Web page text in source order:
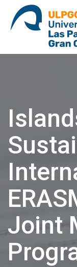
saltar
contenido
Joint